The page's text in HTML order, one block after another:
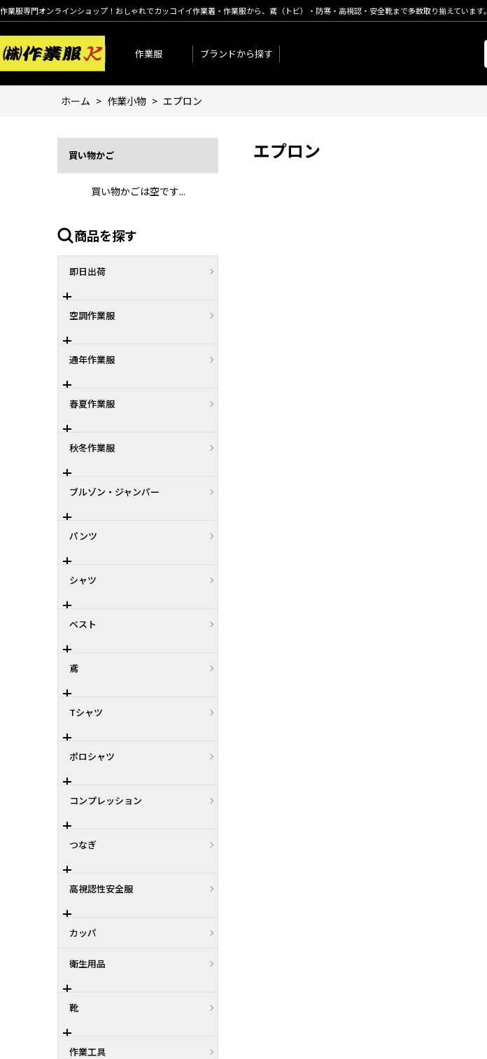
作業服専門オンラインショップ！おしゃれでカッコイイ作業着・作業服から、鳶（トビ）・防寒・高視認・安全靴まで多数取り揃えています。
作業服 ブランドから探す
ホーム > 作業小物 > エプロン
買い物かご
買い物かごは空です...
商品を探す
即日出荷
空調作業服
通年作業服
春夏作業服
秋冬作業服
ブルゾン・ジャンパー
パンツ
シャツ
ベスト
鳶
Tシャツ
ポロシャツ
コンプレッション
つなぎ
高視認性安全服
カッパ
衛生用品
靴
作業工具
エプロン